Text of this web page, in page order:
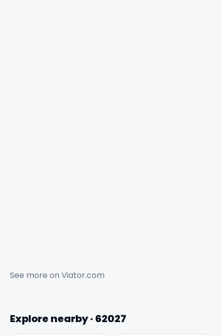
See more on Viator.com
Explore nearby · 62027